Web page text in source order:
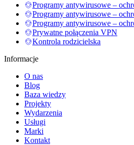
Programy antywirusowe –
Programy antywirusowe –
Programy antywirusowe –
Prywatne połączenia VPN
Kontrola rodzicielska
Informacje
O nas
Blog
Baza wiedzy
Projekty
Wydarzenia
Usługi
Marki
Kontakt